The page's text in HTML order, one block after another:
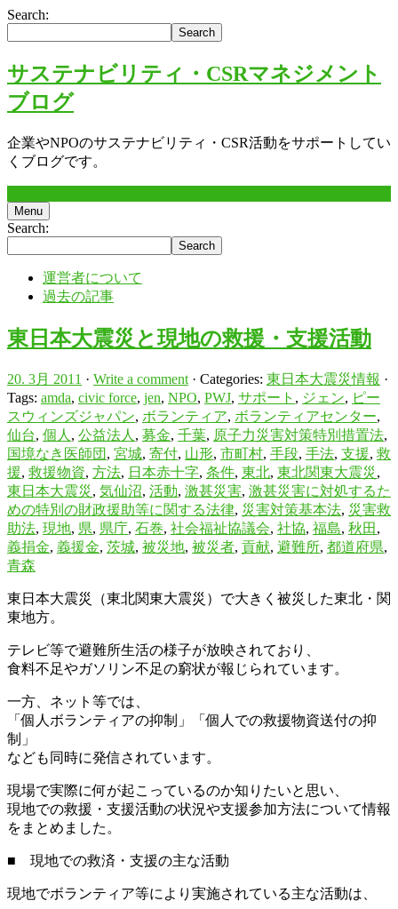
Search:
サステナビリティ・CSRマネジメント
ブログ
企業やNPOのサステナビリティ・CSR活動をサポートしてい
くブログです。
Menu
Search:
運営者について
過去の記事
東日本大震災と現地の救援・支援活動
20. 3月 2011 · Write a comment · Categories: 東日本大震災情報 ·
Tags: amda, civic force, jen, NPO, PWJ, サポート , ジェン, ピー
スウィンズジャパン, ボランティア, ボランティアセンター,
仙台, 個人 , 公益法人 , 募金, 千葉, 原子力災害対策特別措置法,
国境なき医師団 , 宮城, 寄付, 山形, 市町村, 手段, 手法, 支援, 救
援, 救援物資, 方法, 日本赤十字, 条件, 東北, 東北関東大震災 ,
東日本大震災 , 気仙沼, 活動, 激甚災害, 激甚災害に対処するた
めの特別の財政援助等に関する法律, 災害対策基本法, 災害救
助法, 現地, 県, 県庁, 石巻, 社会福祉協議会, 社協, 福島, 秋田 ,
義捐金, 義援金, 茨城, 被災地, 被災者, 貢献, 避難所, 都道府県,
青森
東日本大震災（東北関東大震災）で大きく被災した東北・関
東地方。
テレビ等で避難所生活の様子が放映されており、
食料不足やガソリン不足の窮状が報じられています。
一方、ネット等では、
「個人ボランティアの抑制」「個人での救援物資送付の抑
制」
なども同時に発信されています。
現場で実際に何が起こっているのか知りたいと思い、
現地での救援・支援活動の状況や支援参加方法について情報
をまとめました。
■ 現地での救済・支援の主な活動
現地でボランティア等により実施されている主な活動は、